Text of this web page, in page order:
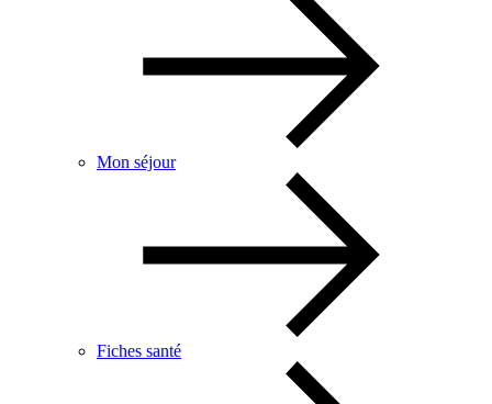
Mon séjour
Fiches santé